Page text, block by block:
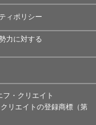
ィポリシー
力に対する
・クリエイト
リエイトの登録商標（第